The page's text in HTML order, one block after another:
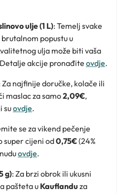
ulje (1 L): Temelj svake
popustu u
ulja može biti vaša
akcije pronađiteovdje.
Za najfinije doručke, kolače ili
maslac za samo2,09€,
suovdje.
se za vikend pečenje
super cijeni od0,75€(24%
ovdje.
g): Za brzi obrok ili ukusni
pašteta u Kauflandu za